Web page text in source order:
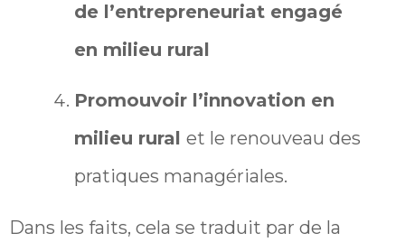
de l’entrepreneuriat engagé
en milieu rural
Promouvoir l’innovation en
milieu rural et le renouveau des
pratiques managériales.
Dans les faits, cela se traduit par de la